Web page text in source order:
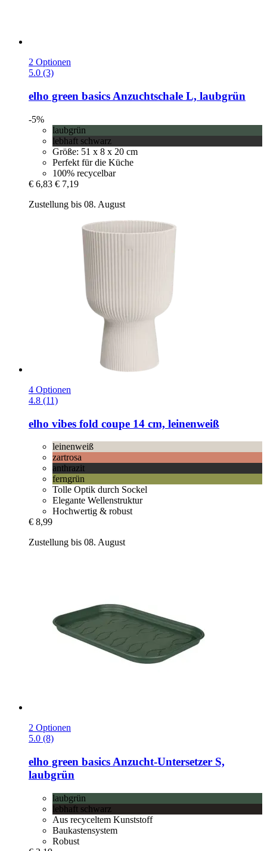
2 Optionen
5.0 (3)
elho green basics Anzuchtschale L, laubgrün
-5%
laubgrün
lebhaft schwarz
Größe: 51 x 8 x 20 cm
Perfekt für die Küche
100% recycelbar
€ 6,83 € 7,19
Zustellung bis 08. August
4 Optionen
4.8 (11)
elho vibes fold coupe 14 cm, leinenweiß
leinenweiß
zartrosa
anthrazit
ferngrün
Tolle Optik durch Sockel
Elegante Wellenstruktur
Hochwertig & robust
€ 8,99
Zustellung bis 08. August
2 Optionen
5.0 (8)
elho green basics Anzucht-​Untersetzer S,
laubgrün
laubgrün
lebhaft schwarz
Aus recyceltem Kunststoff
Baukastensystem
Robust